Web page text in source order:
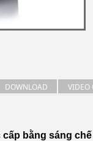
DOWNLOAD VIDEO
bằng sáng chế